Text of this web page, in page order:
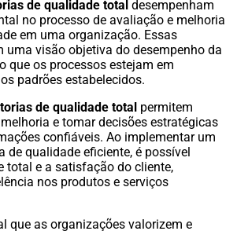
de qualidade total desempenham
no processo de avaliação e melhoria
em uma organização. Essas
uma visão objetiva do desempenho da
que os processos estejam em
padrões estabelecidos.
de qualidade total permitem
e tomar decisões estratégicas
confiáveis. Ao implementar um
de qualidade eficiente, é possível
total e a satisfação do cliente,
nos produtos e serviços
que as organizações valorizem e